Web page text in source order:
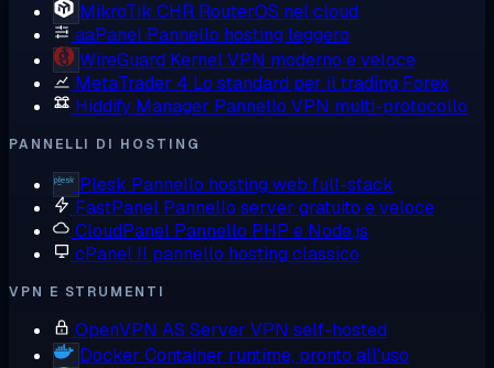
MikroTik CHR RouterOS nel cloud
aaPanel Pannello hosting leggero
WireGuard Kernel VPN moderno e veloce
MetaTrader 4 Lo standard per il trading Forex
Hiddify Manager Pannello VPN multi-protocollo
PANNELLI DI HOSTING
Plesk Pannello hosting web full-stack
FastPanel Pannello server gratuito e veloce
CloudPanel Pannello PHP e Node.js
cPanel Il pannello hosting classico
VPN E STRUMENTI
OpenVPN AS Server VPN self-hosted
Docker Container runtime, pronto all'uso